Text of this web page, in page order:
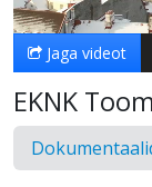
Jaga videot
EKNK